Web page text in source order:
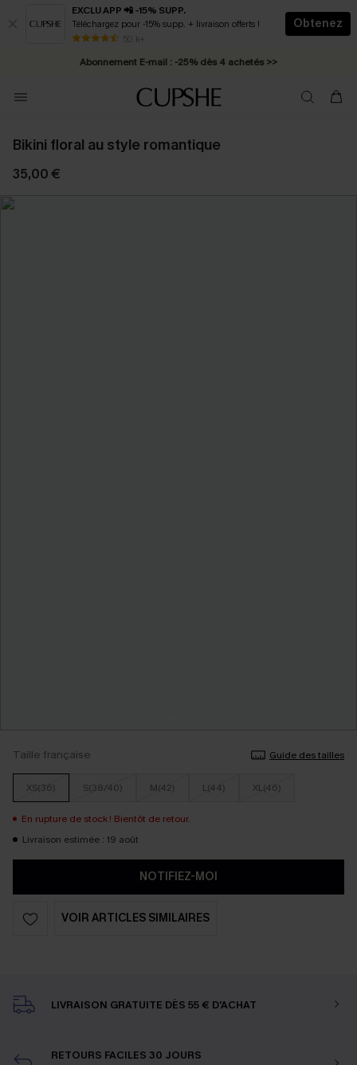
EXCLU APP 📲 -15% SUPP.
Téléchargez pour -15% supp. + livraison offerts !
50 k+
Obtenez
* Livraison éclair 2-3 jours ouvrés >>
Abonnement E-mail : -25% dès 4 achetés >>
Bikini floral au style romantique
35,00 €
Taille française Guide des tailles
XS(36) S(38/40) M(42) L(44) XL(46)
En rupture de stock ! Bientôt de retour.
Livraison estimée : 19 août
NOTIFIEZ-MOI
VOIR ARTICLES SIMILAIRES
LIVRAISON GRATUITE DÈS 55 € D'ACHAT
RETOURS FACILES 30 JOURS